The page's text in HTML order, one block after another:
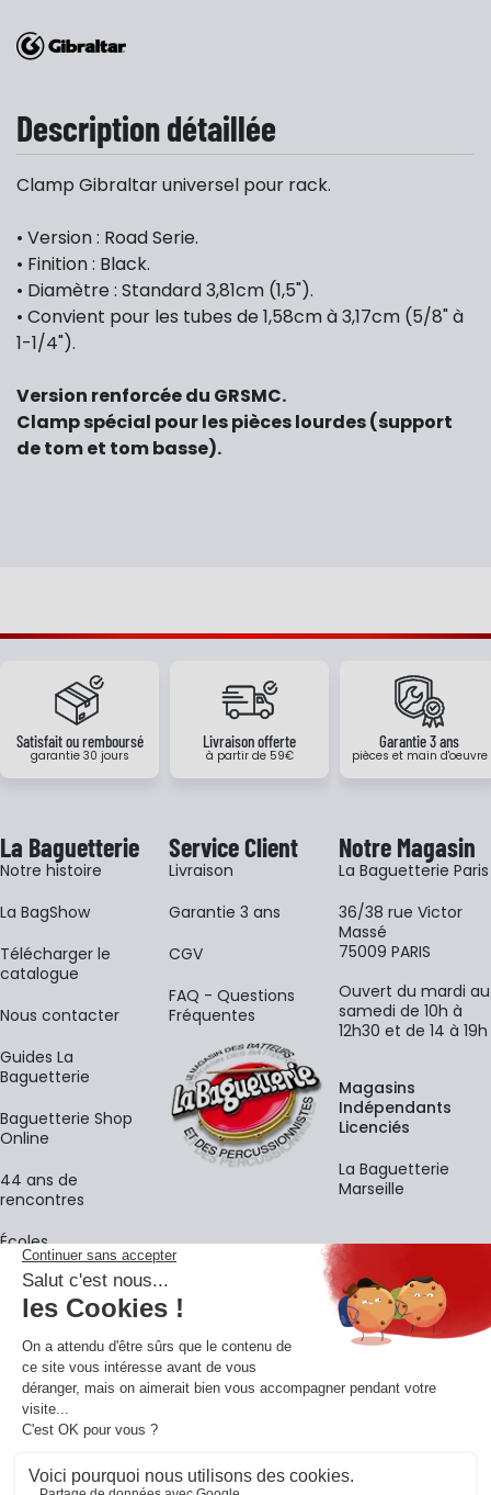
Description détaillée
Clamp Gibraltar universel pour rack.
• Version : Road Serie.
• Finition : Black.
• Diamètre : Standard 3,81cm (1,5").
• Convient pour les tubes de 1,58cm à 3,17cm (5/8" à
1-1/4").
Version renforcée du GRSMC.
Clamp spécial pour les pièces lourdes (support
de tom et tom basse).
Satisfait ou remboursé
garantie 30 jours
Livraison offerte
à partir de 59€
Garantie 3 ans
pièces et main d'oeuvre
La Baguetterie
Notre histoire
La BagShow
​Télécharger le
catalogue
Nous contacter
Guides La
Baguetterie
Baguetterie Shop
Online
44 ans de
rencontres
Écoles
Service Client
Livraison
Garantie 3 ans
CGV
FAQ - Questions
Fréquentes
Notre Magasin
La Baguetterie Paris
36/38 rue Victor
Massé
75009 PARIS
Ouvert du mardi au
samedi de 10h à
12h30 et de 14 à 19h
Magasins
Indépendants
Licenciés
La Baguetterie
Marseille
La newsletter
Adresse e-mail
En vous inscrivant à notre newsletter, vous acceptez notre
confidentialité.
Retrouvons-nous sur